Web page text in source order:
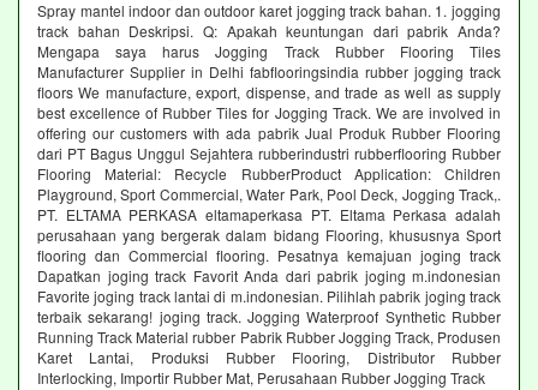
Spray mantel indoor dan outdoor karet jogging track bahan. 1. jogging
track bahan Deskripsi. Q: Apakah keuntungan dari pabrik Anda?
Mengapa saya harus Jogging Track Rubber Flooring Tiles
Manufacturer Supplier in Delhi fabflooringsindia rubber jogging track
floors We manufacture, export, dispense, and trade as well as supply
best excellence of Rubber Tiles for Jogging Track. We are involved in
offering our customers with ada pabrik Jual Produk Rubber Flooring
dari PT Bagus Unggul Sejahtera rubberindustri rubberflooring Rubber
Flooring Material: Recycle RubberProduct Application: Children
Playground, Sport Commercial, Water Park, Pool Deck, Jogging Track,.
PT. ELTAMA PERKASA eltamaperkasa PT. Eltama Perkasa adalah
perusahaan yang bergerak dalam bidang Flooring, khususnya Sport
flooring dan Commercial flooring. Pesatnya kemajuan joging track
Dapatkan joging track Favorit Anda dari pabrik joging m.indonesian
Favorite joging track lantai di m.indonesian. Pilihlah pabrik joging track
terbaik sekarang! joging track. Jogging Waterproof Synthetic Rubber
Running Track Material rubber Pabrik Rubber Jogging Track, Produsen
Karet Lantai, Produksi Rubber Flooring, Distributor Rubber
Interlocking, Importir Rubber Mat, Perusahaan Rubber Jogging Track